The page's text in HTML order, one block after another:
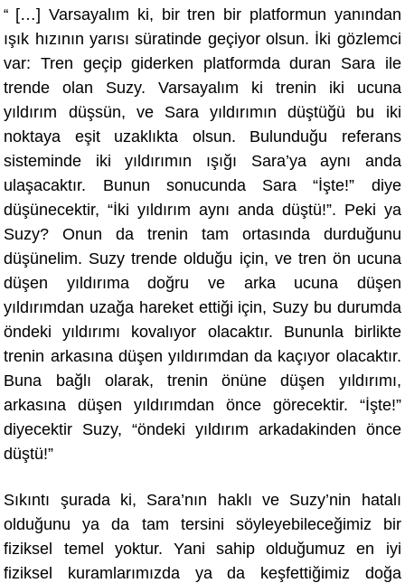
“ […] Varsayalım ki, bir tren bir platformun yanından
ışık hızının yarısı süratinde geçiyor olsun. İki gözlemci
var: Tren geçip giderken platformda duran Sara ile
trende olan Suzy. Varsayalım ki trenin iki ucuna
yıldırım düşsün, ve Sara yıldırımın düştüğü bu iki
noktaya eşit uzaklıkta olsun. Bulunduğu referans
sisteminde iki yıldırımın ışığı Sara’ya aynı anda
ulaşacaktır. Bunun sonucunda Sara “İşte!” diye
düşünecektir, “İki yıldırım aynı anda düştü!”. Peki ya
Suzy? Onun da trenin tam ortasında durduğunu
düşünelim. Suzy trende olduğu için, ve tren ön ucuna
düşen yıldırıma doğru ve arka ucuna düşen
yıldırımdan uzağa hareket ettiği için, Suzy bu durumda
öndeki yıldırımı kovalıyor olacaktır. Bununla birlikte
trenin arkasına düşen yıldırımdan da kaçıyor olacaktır.
Buna bağlı olarak, trenin önüne düşen yıldırımı,
arkasına düşen yıldırımdan önce görecektir. “İşte!”
diyecektir Suzy, “öndeki yıldırım arkadakinden önce
düştü!”
Sıkıntı şurada ki, Sara’nın haklı ve Suzy’nin hatalı
olduğunu ya da tam tersini söyleyebileceğimiz bir
fiziksel temel yoktur. Yani sahip olduğumuz en iyi
fiziksel kuramlarımızda ya da keşfettiğimiz doğa